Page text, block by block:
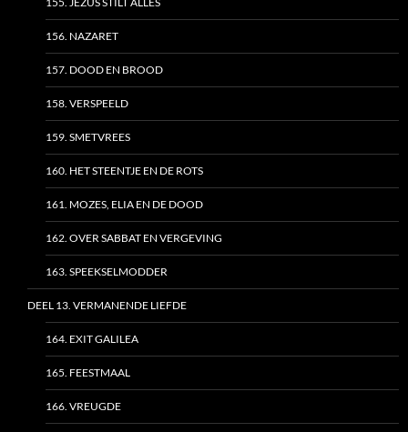
156. NAZARET
157. DOOD EN BROOD
158. VERSPEELD
159. SMETVREES
160. HET STEENTJE EN DE ROTS
161. MOZES, ELIA EN DE DOOD
162. OVER SABBAT EN VERGEVING
163. SPEEKSELMODDER
DEEL 13. VERMANENDE LIEFDE
164. EXIT GALILEA
165. FEESTMAAL
166. VREUGDE